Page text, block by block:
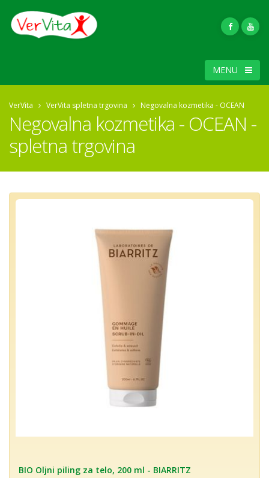
MENU
VerVita VerVita spletna trgovina Negovalna kozmetika - OCEAN
Negovalna kozmetika - OCEAN -
spletna trgovina
BIO Oljni piling za telo, 200 ml - BIARRITZ